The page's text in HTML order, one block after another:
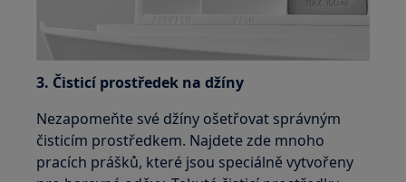
3. Čisticí prostředek na džíny
Nezapomeňte své džíny ošetřovat správným
čisticím prostředkem. Najdete zde mnoho
pracích prášků, které jsou speciálně vytvořeny